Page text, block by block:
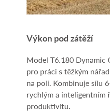
Výkon pod zátěží
Model T6.180 Dynamic
pro práci s těžkým
na poli. Kombinuje sílu
rychlým a inteligentním
produktivitu.